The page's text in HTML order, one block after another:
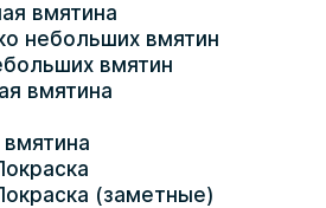
вмятина
небольших вмятин
вмятин
вмятина
(заметные)